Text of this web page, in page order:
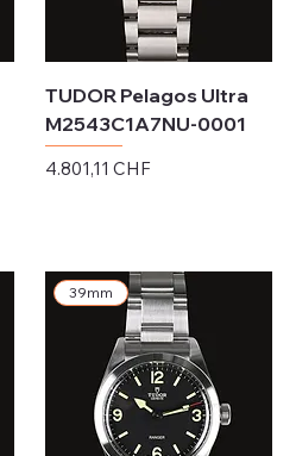
TUDOR Pelagos Ultra
M2543C1A7NU-0001
Preis
4.801,11 CHF
39mm